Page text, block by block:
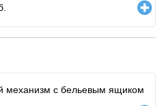
механизм с бельевым ящиком